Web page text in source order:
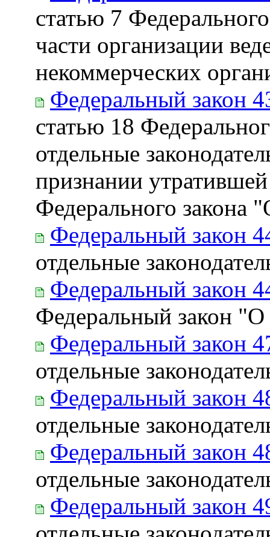
статью 7
части организации
некоммерческих
Федеральный закон
статью 18
отдельные
признании
Федерального закона
Федеральный закон
отдельные
Федеральный закон
Федеральный закон "О
Федеральный закон
отдельные
Федеральный закон
отдельные
Федеральный закон
отдельные
Федеральный закон